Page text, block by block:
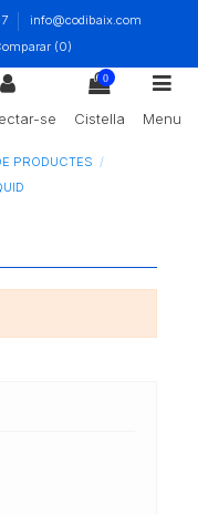
info@codibaix.com
(0)
se
0
Cistella Menu
PRODUCTES